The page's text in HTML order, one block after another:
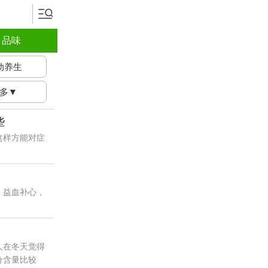
品味
养生
▼
样方能对症
血补心，
在冬天觉得
含量比较